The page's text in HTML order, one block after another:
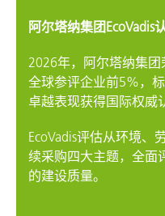
阿尔塔纳集团EcoVadis
2026年，阿尔塔纳集团
全球参评企业前5%，
卓越表现获得国际权威
EcoVadis评估从环境、
续采购四大主题，全面
的建设质量。